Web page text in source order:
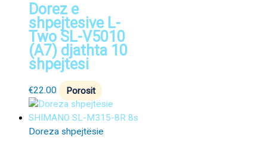
Dorez e
shpejtesive L-
Two SL-V5010
(A7) djathta 10
shpejtesi
€22.00 Porosit
Doreza shpejtësie